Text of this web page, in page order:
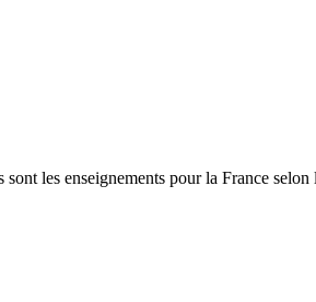
les enseignements pour la France